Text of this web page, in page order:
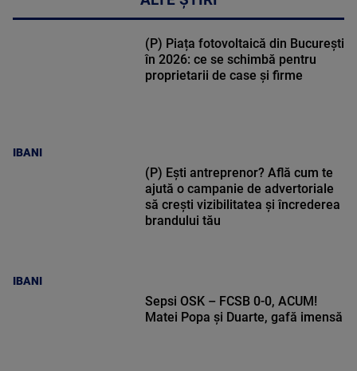
IBANI
(P) Piața fotovoltaică din București
în 2026: ce se schimbă pentru
proprietarii de case și firme
IBANI
(P) Ești antreprenor? Află cum te
ajută o campanie de advertoriale
să crești vizibilitatea și încrederea
brandului tău
Sepsi OSK – FCSB 0-0, ACUM!
Matei Popa și Duarte, gafă imensă